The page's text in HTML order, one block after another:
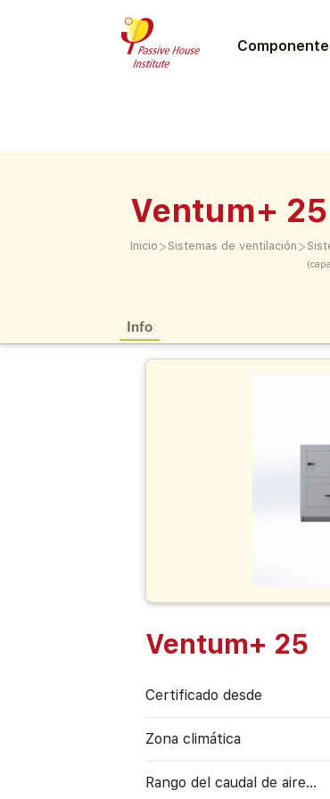
Ventum+ 25
Inicio > Sistemas de ventilación >
Info
Ventum+ 25
Certificado desde
Zona climática
Rango del caudal de aire...